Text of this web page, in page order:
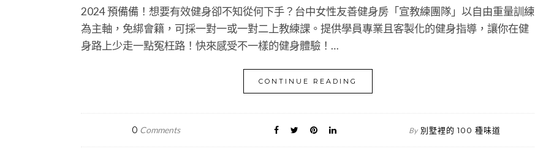
2024 預備備！想要有效健身卻不知從何下手？台中女性友善健身房「宣教練團隊」以自由重量訓練
為主軸，免綁會籍，可採一對一或一對二上教練課。提供學員專業且客製化的健身指導，讓你在健
身路上少走一點冤枉路！快來感受不一樣的健身體驗！…
CONTINUE READING
0 Comments By 別墅裡的 100 種味道